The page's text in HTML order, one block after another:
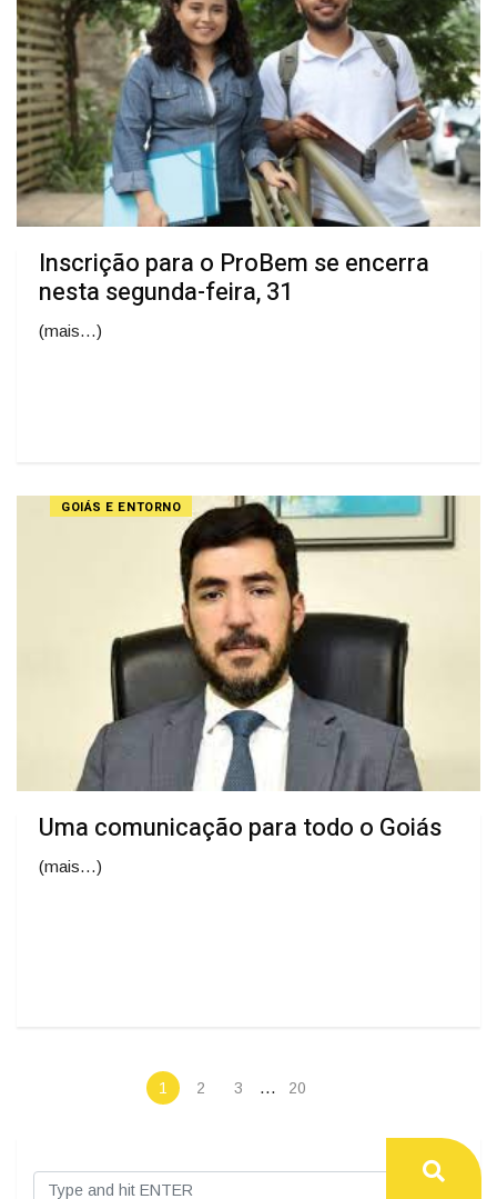
Inscrição para o ProBem se encerra
nesta segunda-feira, 31
(mais…)
GOIÁS E ENTORNO
Uma comunicação para todo o Goiás
(mais…)
1 2 3 … 20